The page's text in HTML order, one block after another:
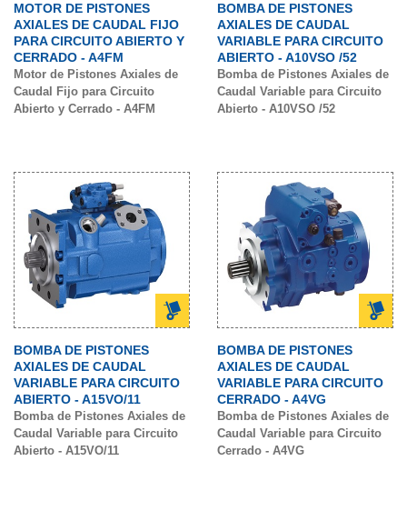
MOTOR DE PISTONES
AXIALES DE CAUDAL FIJO
PARA CIRCUITO ABIERTO Y
CERRADO - A4FM
Motor de Pistones Axiales de
Caudal Fijo para Circuito
Abierto y Cerrado - A4FM
BOMBA DE PISTONES
AXIALES DE CAUDAL
VARIABLE PARA CIRCUITO
ABIERTO - A10VSO /52
Bomba de Pistones Axiales de
Caudal Variable para Circuito
Abierto - A10VSO /52
BOMBA DE PISTONES
AXIALES DE CAUDAL
VARIABLE PARA CIRCUITO
ABIERTO - A15VO/11
Bomba de Pistones Axiales de
Caudal Variable para Circuito
Abierto - A15VO/11
BOMBA DE PISTONES
AXIALES DE CAUDAL
VARIABLE PARA CIRCUITO
CERRADO - A4VG
Bomba de Pistones Axiales de
Caudal Variable para Circuito
Cerrado - A4VG